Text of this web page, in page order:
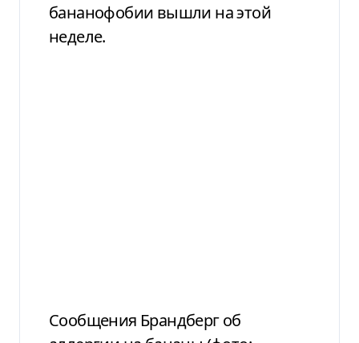
бананофобии вышли на этой
неделе.
Сообщения Брандберг об